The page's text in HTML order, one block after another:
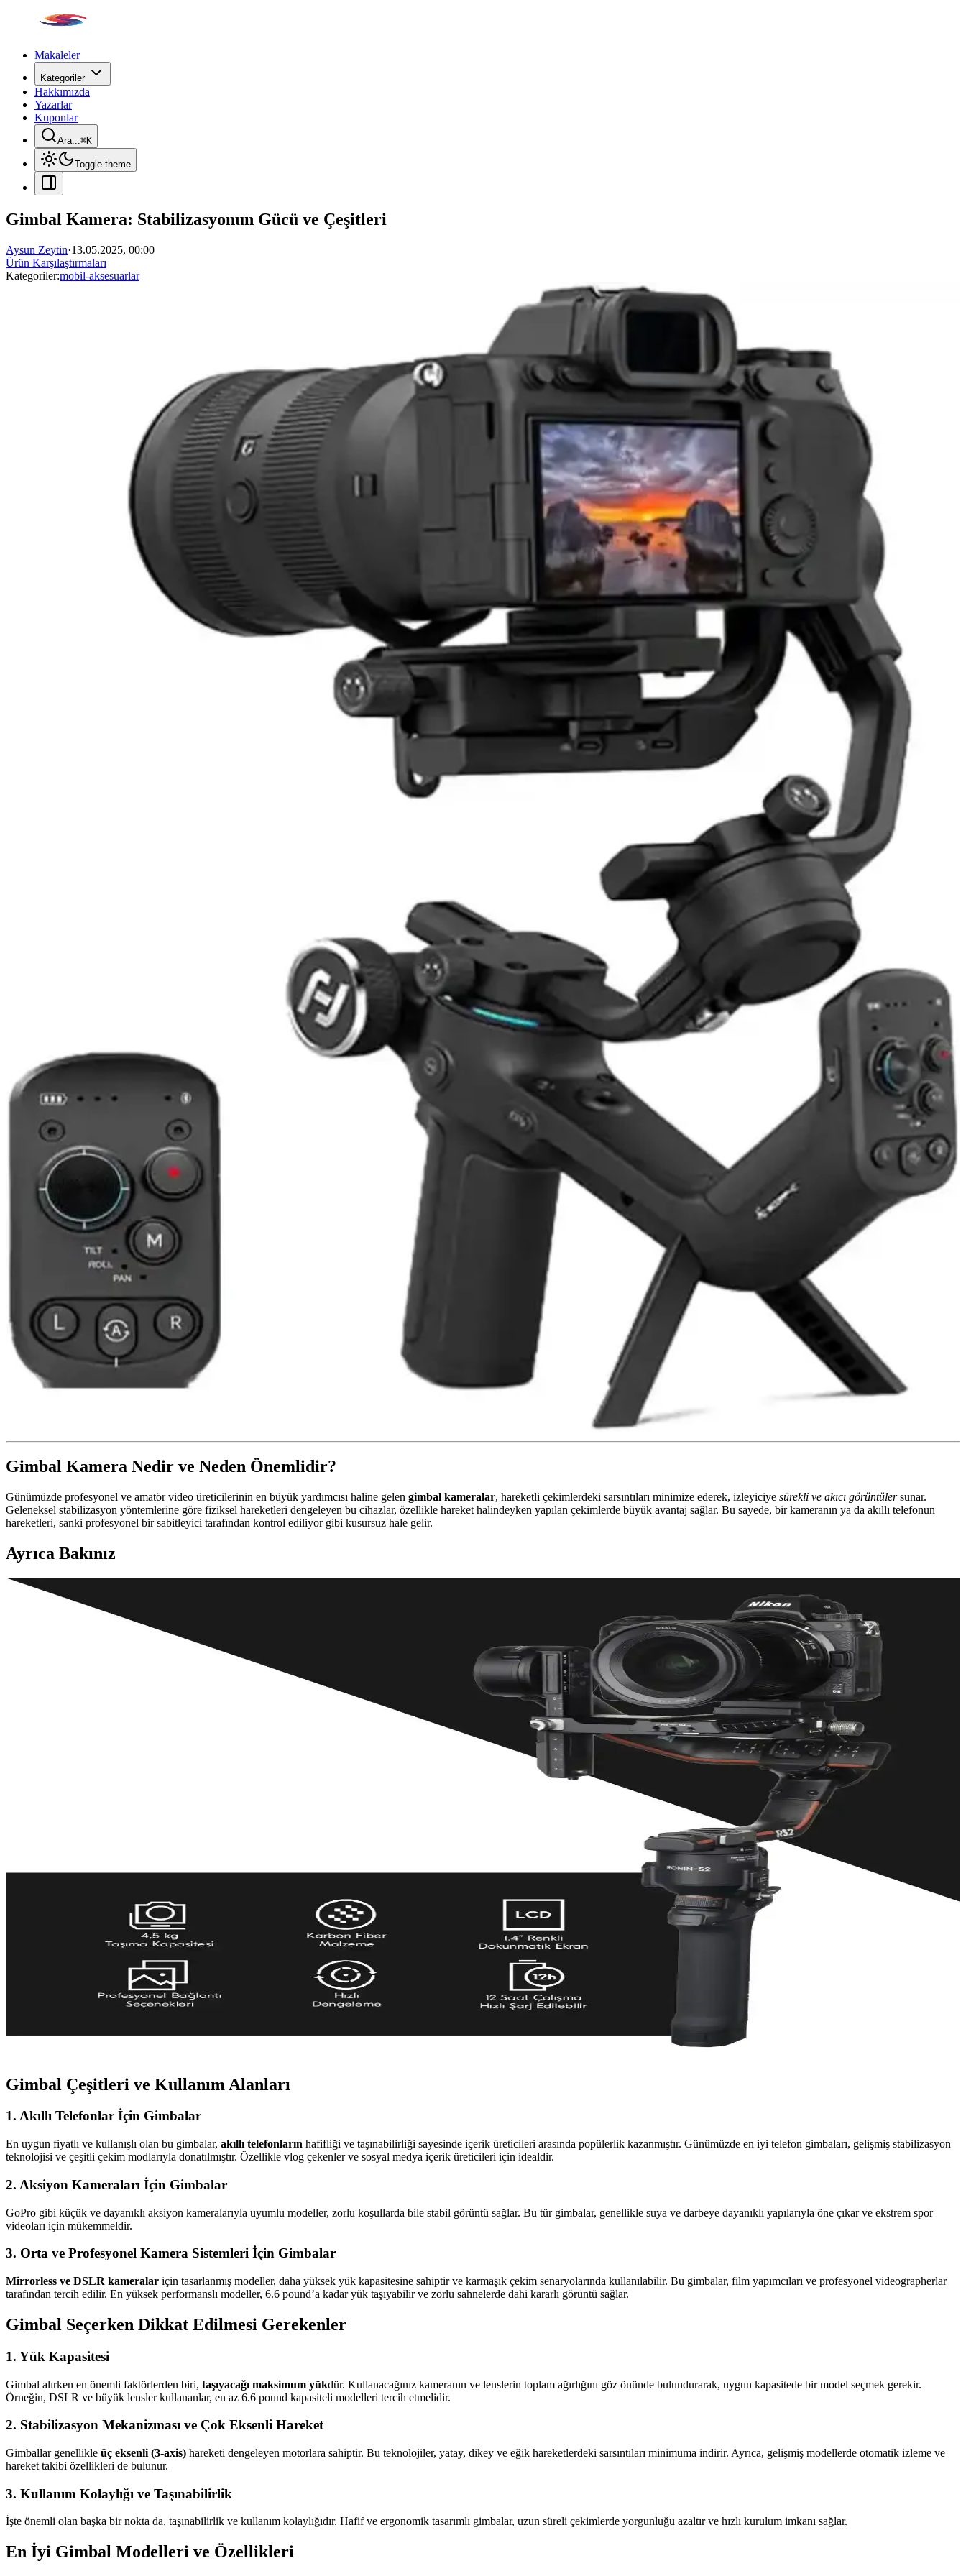
Makaleler
Kategoriler
Hakkımızda
Yazarlar
Kuponlar
Ara...⌘K
Toggle theme
Gimbal Kamera: Stabilizasyonun Gücü ve Çeşitleri
Aysun Zeytin·13.05.2025, 00:00
Ürün Karşılaştırmaları
Kategoriler:mobil-aksesuarlar
Gimbal Kamera Nedir ve Neden Önemlidir?
Günümüzde profesyonel ve amatör video üreticilerinin en büyük yardımcısı haline gelen gimbal kameralar, hareketli çekimlerdeki sarsıntıları minimize ederek, izleyiciye sürekli ve akıcı görüntülersunar.
Geleneksel stabilizasyon yöntemlerine göre fiziksel hareketleri dengeleyen bu cihazlar, özellikle hareket halindeyken yapılan çekimlerde büyük avantaj sağlar. Bu sayede, bir kameranın ya da akıllı telefonun
hareketleri, sanki profesyonel bir sabitleyici tarafından kontrol ediliyor gibi kusursuz hale gelir.
Ayrıca Bakınız
Honor'un Robotik Kamera Kolu: Yenilikçi Tasarım ve Dayanıklılık Sorunları Üzerine İnceleme
Honor'un üç eksenli robotik kamera kolu, hareketli çekimlerde stabil görüntü sunuyor ancak mekanik karmaşıklık ve dayanıklılık sorunları kullanıcılar arasında tartışma yaratıyor.
DJI Osmo Pocket 4: Sensör Yenilikleri ve Dikey Çekim Modu ile Gelen Güncellemeler
DJI Osmo Pocket 4, sensör boyutu değişikliği ve dikey çekim modu gibi önemli yeniliklerle geliyor. Fiyat artışı ve teknik sınırlamalar kullanıcı kararlarını etkiliyor. Kompakt yapısı ve gimbal stabilizasyonu öne
Honor'un Robot Telefonu: Gimbal Kamera Teknolojisi ve Kullanım Alanları Üzerine İnceleme
Honor'un robot telefonu, entegre gimbal kamera sistemiyle hareket halindeyken bile stabil ve profesyonel video çekimi sunuyor. Cihazın dayanıklılığı ve gerçek robotik özellikleri tartışma konusu.
DJI Osmo Pocket 4: Sensör Boyutu ve Dikey Çekimle Gelen Yenilikler ve Fiyat Tartışmaları
DJI Osmo Pocket 4, sensör boyutu değişikliği ve dikey çekim için yerel sensör desteği gibi yeniliklerle geliyor. Ancak artan fiyat ve video kalitesi tartışmaları kullanıcılar arasında farklı görüşler yaratıyor.
Gimbal, akıllı telefonlar, kameralar ve drone'larda sarsıntısız görüntüler için kullanılan stabilizasyon cihazıdır. Hareketleri dengeleyerek profesyonel kalitede çekimler sağlar.
Gimbal, video ve fotoğraflarda stabilizasyon sağlayan cihazdır. 3 eksenli hareketle sarsıntısız görüntü sunar. El tipi, profesyonel ve drone çeşitleriyle farklı kullanım alanları vardır.
Gimbal Nedir? Akıllı Telefon ve Kameralarda Stabilizasyon Teknolojisi Hakkında Bilgi
Gimbal, akıllı telefonlar ve kameralar için hareket halindeyken görüntü stabilizasyonu sağlayan, titreşimleri azaltan mekanik ve elektronik sistemdir. Profesyonel video kalitesi sunar.
En İyi Gimbal Tavsiyeleri: Akıllı Telefon ve Kamera Çekimleriniz İçin Rehber
Gimbal teknolojisiyle akıllı telefon ve kameralarınızda sarsıntısız, profesyonel videolar çekin. Bu rehber, uyumluluk, batarya, taşınabilirlik ve fonksiyonlar gibi seçim kriterlerini ve popüler modelleri
Gimbal Çeşitleri ve Kullanım Alanları
1. Akıllı Telefonlar İçin Gimbalar
En uygun fiyatlı ve kullanışlı olan bu gimbalar, akıllı telefonların hafifliği ve taşınabilirliği sayesinde içerik üreticileri arasında popülerlik kazanmıştır. Günümüzde en iyi telefon gimbaları, gelişmiş stabilizasyon
teknolojisi ve çeşitli çekim modlarıyla donatılmıştır. Özellikle vlog çekenler ve sosyal medya içerik üreticileri için idealdir.
2. Aksiyon Kameraları İçin Gimbalar
GoPro gibi küçük ve dayanıklı aksiyon kameralarıyla uyumlu modeller, zorlu koşullarda bile stabil görüntü sağlar. Bu tür gimbalar, genellikle suya ve darbeye dayanıklı yapılarıyla öne çıkar ve ekstrem spor
videoları için mükemmeldir.
3. Orta ve Profesyonel Kamera Sistemleri İçin Gimbalar
Mirrorless ve DSLR kameralar için tasarlanmış modeller, daha yüksek yük kapasitesine sahiptir ve karmaşık çekim senaryolarında kullanılabilir. Bu gimbalar, film yapımcıları ve profesyonel videographerlar
tarafından tercih edilir. En yüksek performanslı modeller, 6.6 pound’a kadar yük taşıyabilir ve zorlu sahnelerde dahi kararlı görüntü sağlar.
Gimbal Seçerken Dikkat Edilmesi Gerekenler
1. Yük Kapasitesi
Gimbal alırken en önemli faktörlerden biri, taşıyacağı maksimum yükdür. Kullanacağınız kameranın ve lenslerin toplam ağırlığını göz önünde bulundurarak, uygun kapasitede bir model seçmek gerekir.
Örneğin, DSLR ve büyük lensler kullananlar, en az 6.6 pound kapasiteli modelleri tercih etmelidir.
2. Stabilizasyon Mekanizması ve Çok Eksenli Hareket
Gimballar genellikle üç eksenli (3-axis) hareketi dengeleyen motorlara sahiptir. Bu teknolojiler, yatay, dikey ve eğik hareketlerdeki sarsıntıları minimuma indirir. Ayrıca, gelişmiş modellerde otomatik izleme ve
hareket takibi özellikleri de bulunur.
3. Kullanım Kolaylığı ve Taşınabilirlik
İşte önemli olan başka bir nokta da, taşınabilirlik ve kullanım kolaylığıdır. Hafif ve ergonomik tasarımlı gimbalar, uzun süreli çekimlerde yorgunluğu azaltır ve hızlı kurulum imkanı sağlar.
En İyi Gimbal Modelleri ve Özellikleri